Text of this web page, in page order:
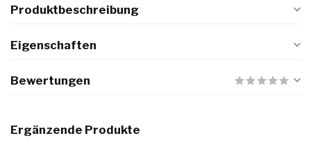
Produktbeschreibung
Eigenschaften
Bewertungen
Ergänzende Produkte